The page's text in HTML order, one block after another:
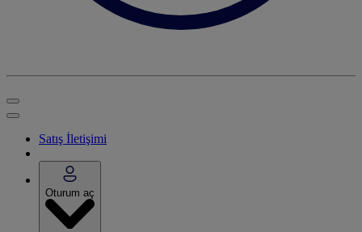
Satış İletişimi
Oturum aç